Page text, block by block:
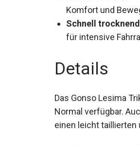
Komfort und
Schnell
für intensive
Details
Das Gonso Lesima
38 Normal
durch einen leicht